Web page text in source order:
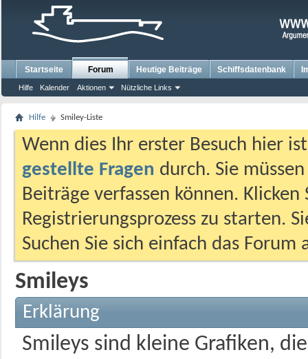
Startseite Forum
Hilfe Kalender Aktionen Nützliche Links
Heutige Beiträge Schiffsdatenbank
Hilfe Smiley-Liste
Wenn dies Ihr erster Besuch hier
gestellte Fragen durch. Sie
Beiträge verfassen können.
Registrierungsprozess zu starten.
Suchen Sie sich einfach das
Smileys
Erklärung
Smileys sind kleine Grafiken,